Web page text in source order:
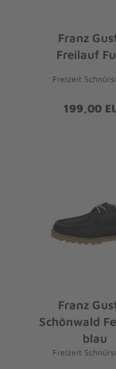
Franz
Freilauf
Freizeit
199,00
Franz
Schönwald
blau
Freizeit